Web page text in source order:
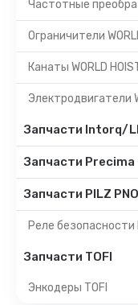
Частотные
Ограничители
Канаты WORLD
Электродвигатели
Запчасти Intorq/
Запчасти
Запчасти PILZ
Реле безопасности
Запчасти TOFI
Энкодеры TOFI